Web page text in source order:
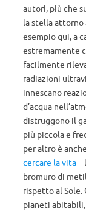
autori, più che
la stella attorno
esempio qui, a
estremamente
facilmente
radiazioni
innescano
d’acqua
distruggono il
più piccola e
per altro è
cercare la vita–
bromuro di
rispetto al Sole.
pianeti